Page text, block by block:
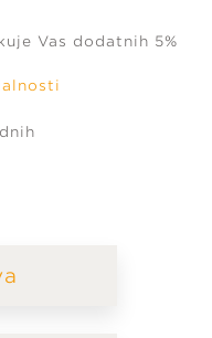
Vas dodatnih 5%
biti prijavljeni da